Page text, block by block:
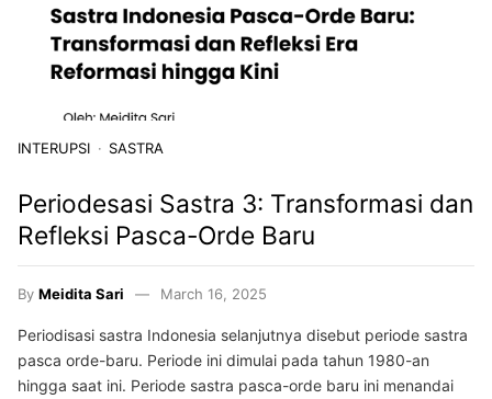
INTERUPSI SASTRA
Periodesasi Sastra 3: Transformasi dan
Refleksi Pasca-Orde Baru
By Meidita Sari March 16, 2025
Periodisasi sastra Indonesia selanjutnya disebut periode sastra
pasca orde-baru. Periode ini dimulai pada tahun 1980-an
hingga saat ini. Periode sastra pasca-orde baru ini menandai